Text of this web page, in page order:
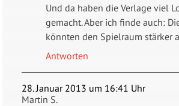
Und da haben die Verlage viel
gemacht. Aber ich finde auch:
könnten den Spielraum stärker
Antworten
28. Januar 2013 um 16:41 Uhr
Martin S.